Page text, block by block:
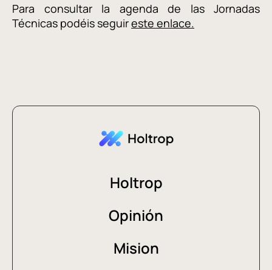
Para consultar la agenda de las Jornadas
Técnicas podéis seguireste enlace.
Holtrop
Opinión
Mision